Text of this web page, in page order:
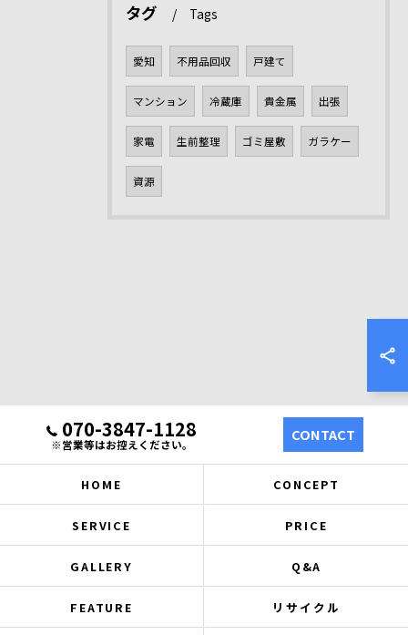
タグ Tags
愛知 不用品回収 戸建て
マンション 冷蔵庫 貴金属 出張
家電 生前整理 ゴミ屋敷 ガラケー
資源
070-3847-1128
※営業等はお控えください。
CONTACT
HOME CONCEPT
SERVICE PRICE
GALLERY Q&A
FEATURE リサイクル